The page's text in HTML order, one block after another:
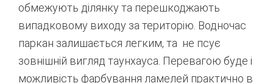
обмежують ділянку та перешкоджають
випадковому виходу за територію. Водночас
паркан залишається легким, та не псує
зовнішній вигляд таунхауса. Перевагою буде і
можливість фарбування ламелей практично в